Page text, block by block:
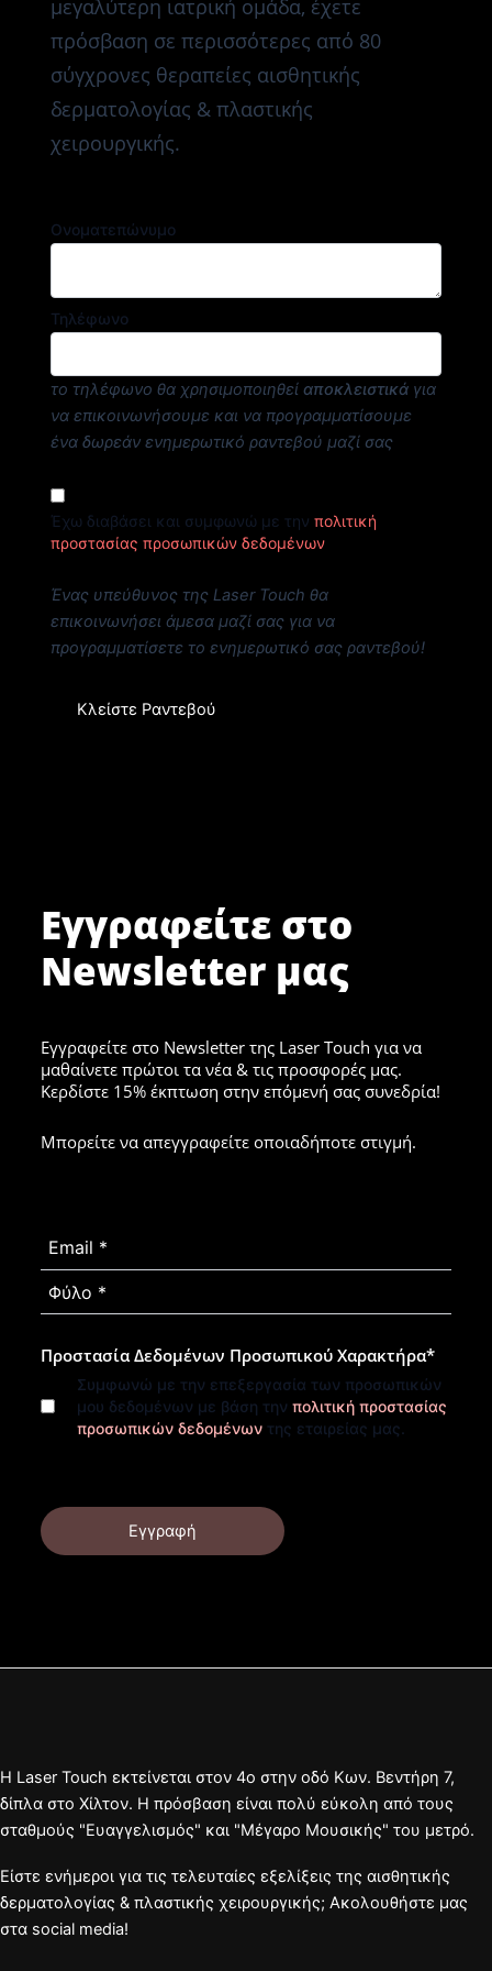
μεγαλύτερη ιατρική ομάδα, έχετε
πρόσβαση σε περισσότερες από 80
σύγχρονες θεραπείες αισθητικής
δερματολογίας & πλαστικής
χειρουργικής.
Ονοματεπώνυμο
Τηλέφωνο
το τηλέφωνο θα χρησιμοποιηθεί αποκλειστικά για
να επικοινωνήσουμε και να προγραμματίσουμε
ένα δωρεάν ενημερωτικό ραντεβού μαζί σας
Έχω διαβάσει και συμφωνώ με την πολιτική
προστασίας προσωπικών δεδομένων
Ένας υπεύθυνος της Laser Touch θα
επικοινωνήσει άμεσα μαζί σας για να
προγραμματίσετε το ενημερωτικό σας ραντεβού!
Κλείστε Ραντεβού
Εγγραφείτε στο
Newsletter μας
Εγγραφείτε στο Newsletter της Laser Touch για να
μαθαίνετε πρώτοι τα νέα & τις προσφορές μας.
Κερδίστε 15% έκπτωση στην επόμενή σας συνεδρία!
Μπορείτε να απεγγραφείτε οποιαδήποτε στιγμή.
Προστασία Δεδομένων Προσωπικού Χαρακτήρα*
Συμφωνώ με την επεξεργασία των προσωπικών
μου δεδομένων με βάση την πολιτική προστασίας
προσωπικών δεδομένων της εταιρείας μας.
Εγγραφή
Η Laser Touch εκτείνεται στον 4ο στην οδό Κων. Βεντήρη 7,
δίπλα στο Χίλτον. Η πρόσβαση είναι πολύ εύκολη από τους
σταθμούς "Ευαγγελισμός" και "Μέγαρο Μουσικής" του μετρό.
Είστε ενήμεροι για τις τελευταίες εξελίξεις της αισθητικής
δερματολογίας & πλαστικής χειρουργικής; Ακολουθήστε μας
στα social media!